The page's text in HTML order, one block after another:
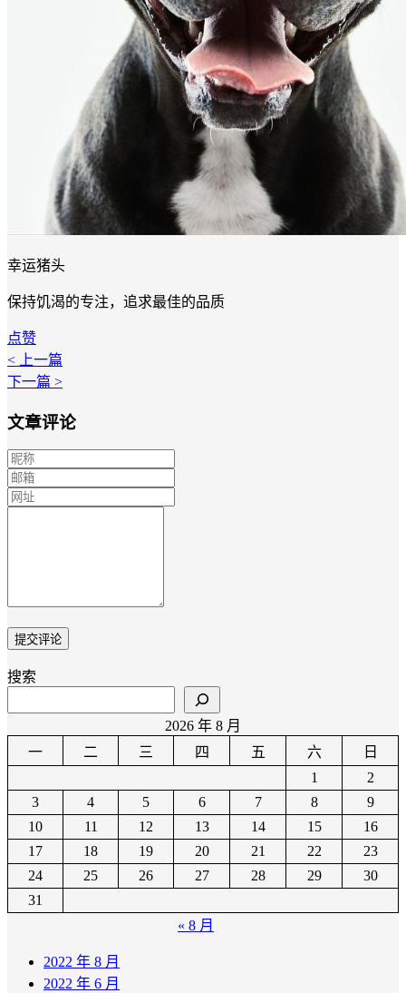
幸运猪头
保持饥渴的专注，追求最佳的品质
点赞
< 上一篇
下一篇 >
文章评论
搜索
2026 年 8 月
一
二 三 四 五 六
日
1
2
3
4 5 6 7 8
9
10
11 12 13 14 15
16
17
18 19 20 21 22
23
24
25 26 27 28 29
30
31
« 8 月
2022 年 8 月
2022 年 6 月